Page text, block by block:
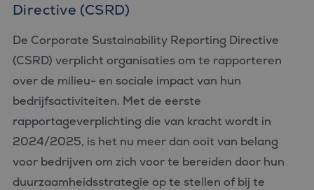
Directive (CSRD)
De Corporate Sustainability Reporting Directive
(CSRD) verplicht organisaties om te rapporteren
over de milieu- en sociale impact van hun
bedrijfsactiviteiten. Met de eerste
rapportageverplichting die van kracht wordt in
2024/2025, is het nu meer dan ooit van belang
voor bedrijven om zich voor te bereiden door hun
duurzaamheidsstrategie op te stellen of bij te